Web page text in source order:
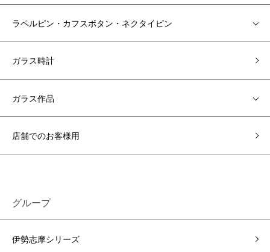
ラペルピン・カフスボタン・ネクタイピン
ガラス時計
ガラス作品
店舗でのお客様用
グループ
伊勢志摩シリーズ